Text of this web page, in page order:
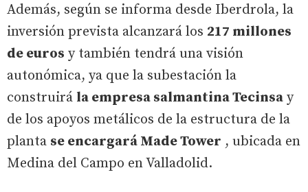
Además, según se informa desde Iberdrola, la
inversión prevista alcanzará los 217 millones
de euros y también tendrá una visión
autonómica, ya que la subestación la
construirá la empresa salmantina Tecinsa y
de los apoyos metálicos de la estructura de la
planta se encargará Made Tower , ubicada en
Medina del Campo en Valladolid.